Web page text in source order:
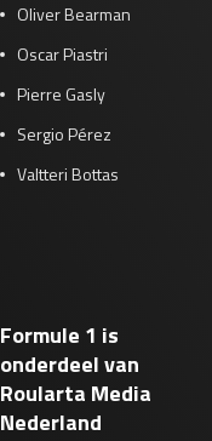
Oliver Bearman
Oscar Piastri
Pierre Gasly
Sergio Pérez
Valtteri Bottas
Formule 1 is
onderdeel van
Roularta Media
Nederland